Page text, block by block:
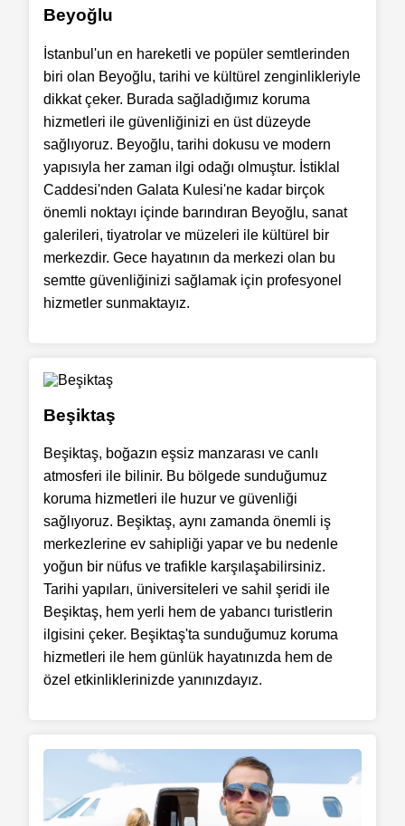
Beyoğlu
İstanbul'un en hareketli ve popüler semtlerinden
biri olan Beyoğlu, tarihi ve kültürel zenginlikleriyle
dikkat çeker. Burada sağladığımız koruma
hizmetleri ile güvenliğinizi en üst düzeyde
sağlıyoruz. Beyoğlu, tarihi dokusu ve modern
yapısıyla her zaman ilgi odağı olmuştur. İstiklal
Caddesi'nden Galata Kulesi'ne kadar birçok
önemli noktayı içinde barındıran Beyoğlu, sanat
galerileri, tiyatrolar ve müzeleri ile kültürel bir
merkezdir. Gece hayatının da merkezi olan bu
semtte güvenliğinizi sağlamak için profesyonel
hizmetler sunmaktayız.
Beşiktaş
Beşiktaş, boğazın eşsiz manzarası ve canlı
atmosferi ile bilinir. Bu bölgede sunduğumuz
koruma hizmetleri ile huzur ve güvenliği
sağlıyoruz. Beşiktaş, aynı zamanda önemli iş
merkezlerine ev sahipliği yapar ve bu nedenle
yoğun bir nüfus ve trafikle karşılaşabilirsiniz.
Tarihi yapıları, üniversiteleri ve sahil şeridi ile
Beşiktaş, hem yerli hem de yabancı turistlerin
ilgisini çeker. Beşiktaş'ta sunduğumuz koruma
hizmetleri ile hem günlük hayatınızda hem de
özel etkinliklerinizde yanınızdayız.